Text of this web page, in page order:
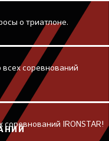
о триатлоне.
соревнований
IRONSTAR!